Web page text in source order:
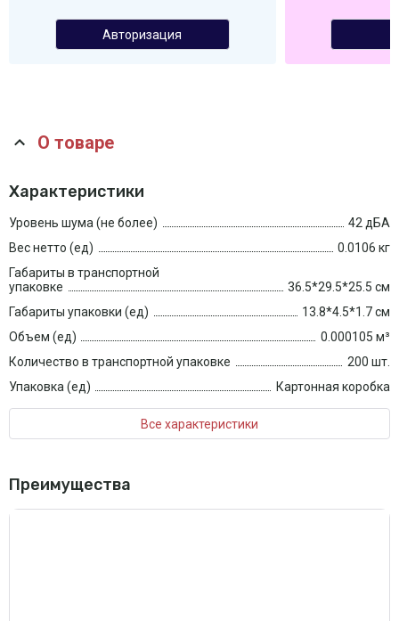
Авторизация
О товаре
Характеристики
Уровень шума (не более)
42 дБА
Вес нетто (ед)
0.0106 кг
Габариты в транспортной
упаковке
36.5*29.5*25.5 см
Габариты упаковки (ед)
13.8*4.5*1.7 см
Объем (ед)
0.000105 м³
Количество в транспортной упаковке
200 шт.
Упаковка (ед)
Картонная коробка
Все характеристики
Преимущества